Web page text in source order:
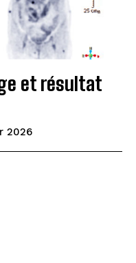
et résultat
2026